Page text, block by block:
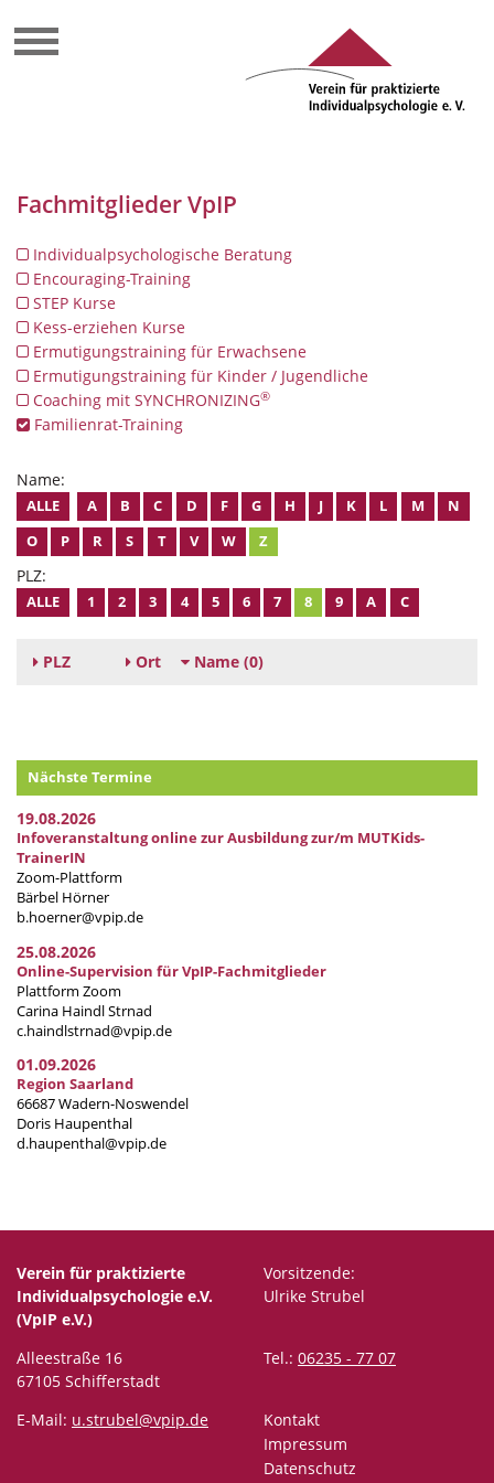
Fachmitglieder VpIP
Individualpsychologische Beratung
Encouraging-Training
STEP Kurse
Kess-erziehen Kurse
Ermutigungstraining für Erwachsene
Ermutigungstraining für Kinder / Jugendliche
Coaching mit SYNCHRONIZING®
Familienrat-Training
Name:
ALLE A B C D F G H J K L M
N
O
P R S T V W Z
PLZ:
ALLE 1 2 3 4 5 6 7 8 9 A C
PLZ Ort Name (0)
Nächste Termine
19.08.2026
Infoveranstaltung online zur Ausbildung zur/m MUTKids-
TrainerIN
Zoom-Plattform
Bärbel Hörner
b.hoerner@vpip.de
25.08.2026
Online-Supervision für VpIP-Fachmitglieder
Plattform Zoom
Carina Haindl Strnad
c.haindlstrnad@vpip.de
01.09.2026
Region Saarland
66687 Wadern-Noswendel
Doris Haupenthal
d.haupenthal@vpip.de
Verein für praktizierte
Individualpsychologie e.V.
(VpIP e.V.)
Vorsitzende:
Ulrike Strubel
Alleestraße 16
67105 Schifferstadt
Tel.: 06235 - 77 07
E-Mail: u.strubel@vpip.de
Kontakt
Impressum
Datenschutz